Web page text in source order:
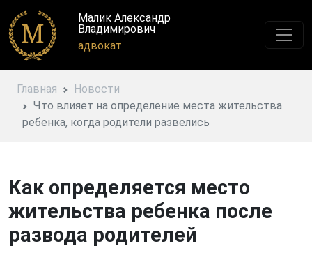
Малик Александр
Владимирович
адвокат
Главная
Новости
Что влияет на определение места жительства
ребенка, когда родители развелись
Как определяется место
жительства ребенка после
развода родителей